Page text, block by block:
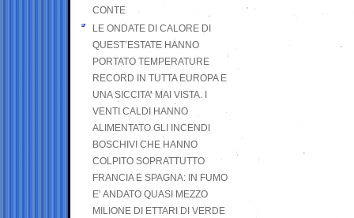
CONTE
LE ONDATE DI CALORE DI
QUEST’ESTATE HANNO
PORTATO TEMPERATURE
RECORD IN TUTTA EUROPA E
UNA SICCITA’ MAI VISTA. I
VENTI CALDI HANNO
ALIMENTATO GLI INCENDI
BOSCHIVI CHE HANNO
COLPITO SOPRATTUTTO
FRANCIA E SPAGNA: IN FUMO
E’ ANDATO QUASI MEZZO
MILIONE DI ETTARI DI VERDE